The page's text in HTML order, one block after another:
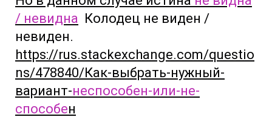
/ невидна Колодец не виден /
невиден.
https://rus.stackexchange.com/questio
ns/478840/Как-выбрать-нужный-
вариант-неспособен-или-не-
способен